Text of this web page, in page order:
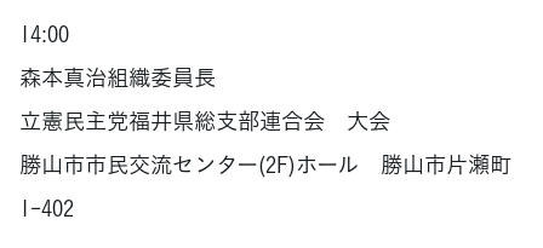
14:00
森本真治組織委員長
立憲民主党福井県総支部連合会 大会
勝山市市民交流センター(2F)ホール 勝山市片瀬町
1-402